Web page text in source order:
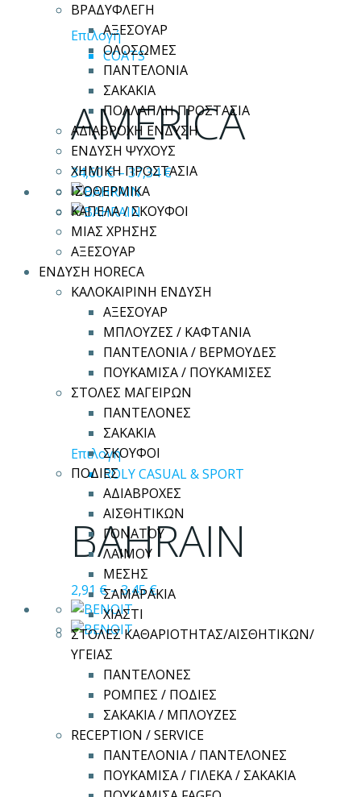
ΒΡΑΔΥΦΛΕΓΗ
ΑΞΕΣΟΥΑΡ
ΟΛΟΣΩΜΕΣ
ΠΑΝΤΕΛΟΝΙΑ
ΣΑΚΑΚΙΑ
ΠΟΛΛΑΠΛΗ ΠΡΟΣΤΑΣΙΑ
ΑΔΙΑΒΡΟΧΗ ΕΝΔΥΣΗ
ΕΝΔΥΣΗ ΨΥΧΟΥΣ
ΧΗΜΙΚΗ ΠΡΟΣΤΑΣΙΑ
ΙΣΟΘΕΡΜΙΚΑ
ΚΑΠΕΛΑ / ΣΚΟΥΦΟΙ
ΜΙΑΣ ΧΡΗΣΗΣ
ΑΞΕΣΟΥΑΡ
ΕΝΔΥΣΗ HORECA
ΚΑΛΟΚΑΙΡΙΝΗ ΕΝΔΥΣΗ
ΑΞΕΣΟΥΑΡ
ΜΠΛΟΥΖΕΣ / ΚΑΦΤΑΝΙΑ
ΠΑΝΤΕΛΟΝΙΑ / ΒΕΡΜΟΥΔΕΣ
ΠΟΥΚΑΜΙΣΑ / ΠΟΥΚΑΜΙΣΕΣ
ΣΤΟΛΕΣ ΜΑΓΕΙΡΩΝ
ΠΑΝΤΕΛΟΝΕΣ
ΣΑΚΑΚΙΑ
ΣΚΟΥΦΟΙ
ΠΟΔΙΕΣ
ΑΔΙΑΒΡΟΧΕΣ
ΑΙΣΘΗΤΙΚΩΝ
ΓΟΝΑΤΟΥ
ΛΑΙΜΟΥ
ΜΕΣΗΣ
ΣΑΜΑΡΑΚΙΑ
ΧΙΑΣΤΙ
ΣΤΟΛΕΣ ΚΑΘΑΡΙΟΤΗΤΑΣ/ΑΙΣΘΗΤΙΚΩΝ/
ΥΓΕΙΑΣ
ΠΑΝΤΕΛΟΝΕΣ
ΡΟΜΠΕΣ / ΠΟΔΙΕΣ
ΣΑΚΑΚΙΑ / ΜΠΛΟΥΖΕΣ
RECEPTION / SERVICE
ΠΑΝΤΕΛΟΝΙΑ / ΠΑΝΤΕΛΟΝΕΣ
ΠΟΥΚΑΜΙΣΑ / ΓΙΛΕΚΑ / ΣΑΚΑΚΙΑ
ΕπιλογήΑυτό
το
προϊόν
έχει
πολλαπλές
παραλλαγές.
Οι
επιλογές
μπορούν
να
επιλεγούν
στη
σελίδα
του
προϊόντος
COATS
AMERICA
34,60€–37,34€
ΕπιλογήΑυτό
το
προϊόν
έχει
πολλαπλές
παραλλαγές.
Οι
επιλογές
μπορούν
να
στη
σελίδα
του
προϊόντος
ROLY CASUAL & SPORT
BAHRAIN
2,91 €–3,45€